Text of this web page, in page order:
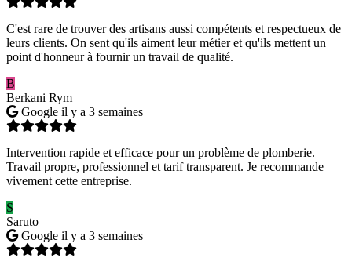
C'est rare de trouver des artisans aussi compétents et respectueux de
leurs clients. On sent qu'ils aiment leur métier et qu'ils mettent un
point d'honneur à fournir un travail de qualité.
B
Berkani Rym
Google il y a 3 semaines
Intervention rapide et efficace pour un problème de plomberie.
Travail propre, professionnel et tarif transparent. Je recommande
vivement cette entreprise.
S
Saruto
Google il y a 3 semaines